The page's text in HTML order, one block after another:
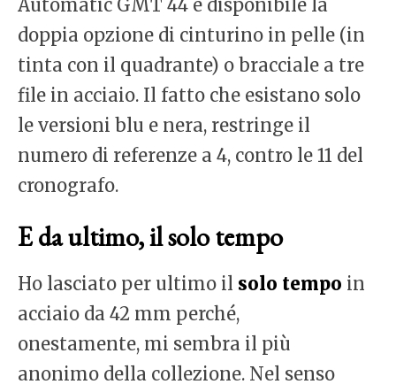
Automatic GMT 44 è disponibile la
doppia opzione di cinturino in pelle (in
tinta con il quadrante) o bracciale a tre
file in acciaio. Il fatto che esistano solo
le versioni blu e nera, restringe il
numero di referenze a 4, contro le 11 del
cronografo.
E da ultimo, il solo tempo
Ho lasciato per ultimo il solo tempo in
acciaio da 42 mm perché,
onestamente, mi sembra il più
anonimo della collezione. Nel senso